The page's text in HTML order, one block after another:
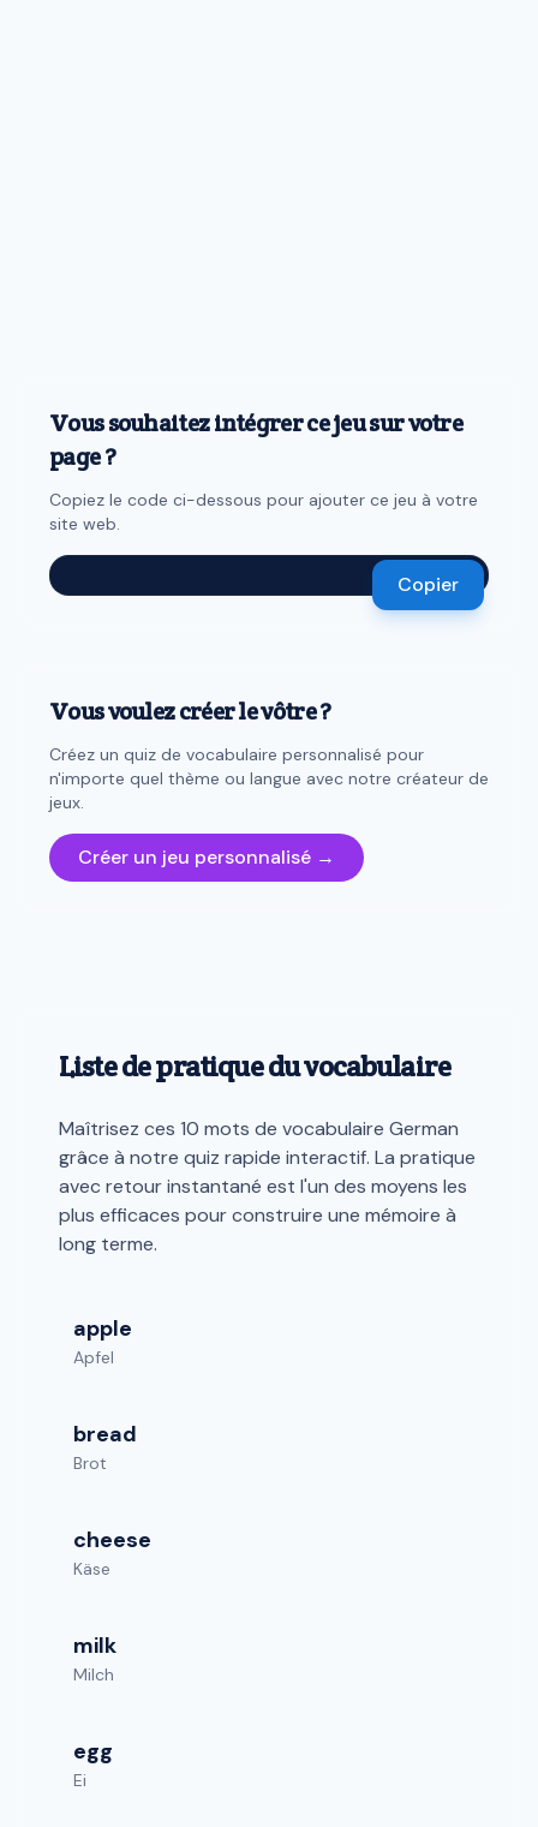
Vous souhaitez intégrer ce jeu sur votre
page ?
Copiez le code ci-dessous pour ajouter ce jeu à votre
site web.
Copier
Vous voulez créer le vôtre ?
Créez un quiz de vocabulaire personnalisé pour
n'importe quel thème ou langue avec notre créateur de
jeux.
Créer un jeu personnalisé →
Liste de pratique du vocabulaire
Maîtrisez ces 10 mots de vocabulaire German
grâce à notre quiz rapide interactif. La pratique
avec retour instantané est l'un des moyens les
plus efficaces pour construire une mémoire à
long terme.
apple
Apfel
bread
Brot
cheese
Käse
milk
Milch
egg
Ei